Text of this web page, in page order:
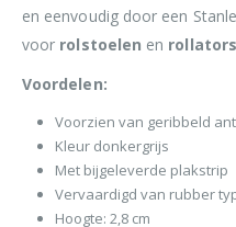
en eenvoudig door een
voor rolstoelen en rollators
Voordelen:
Voorzien van geribbeld
Kleur donkergrijs
Met bijgeleverde plakstrip
Vervaardigd van rubber
Hoogte: 2,8 cm